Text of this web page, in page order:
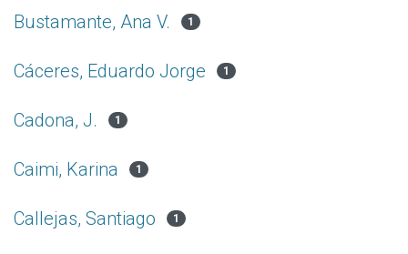
Bustamante, Ana V. 1
Cáceres, Eduardo Jorge 1
Cadona, J. 1
Caimi, Karina 1
Callejas, Santiago 1